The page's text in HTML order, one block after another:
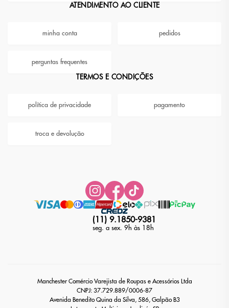
ATENDIMENTO AO CLIENTE
minha conta pedidos
perguntas frequentes
TERMOS E CONDIÇÕES
política de privacidade pagamento
troca e devolução
(11) 9.1850-9381
seg. a sex. 9h às 18h
Manchester Comércio Varejista de Roupas e Acessórios Ltda
CNPJ: 37.729.889/0006-87
Avenida Benedito Quina da Silva, 586, Galpão B3